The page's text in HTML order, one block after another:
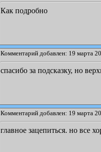
Как подробно
Комментарий добавлен: 19 марта
спасибо за подсказку, но
Комментарий добавлен: 19 марта
главное зацепиться. но все